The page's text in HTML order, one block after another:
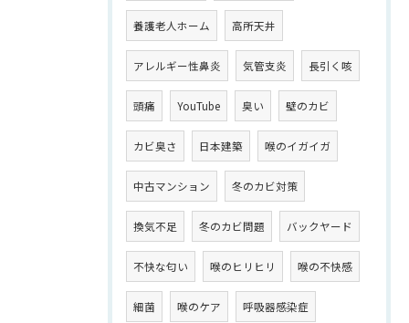
養護老人ホーム 高所天井
アレルギー性鼻炎 気管支炎 長引く咳
頭痛 YouTube 臭い 壁のカビ
カビ臭さ 日本建築 喉のイガイガ
中古マンション 冬のカビ対策
換気不足 冬のカビ問題 バックヤード
不快な匂い 喉のヒリヒリ 喉の不快感
細菌 喉のケア 呼吸器感染症